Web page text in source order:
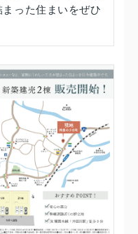
った住まいをぜひ